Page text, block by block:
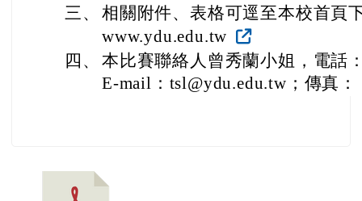
三、 相關附件、表格可逕至本校首頁
www.ydu.edu.tw
四、 本比賽聯絡人曾秀蘭小姐，電話
E-mail：tsl@ydu.edu.tw；傳真